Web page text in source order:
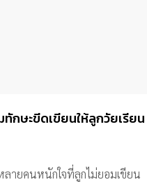
ทักษะขีดเขียนให้ลูกวัยเรียน
ายคนหนักใจที่ลูกไม่ยอมเขียน